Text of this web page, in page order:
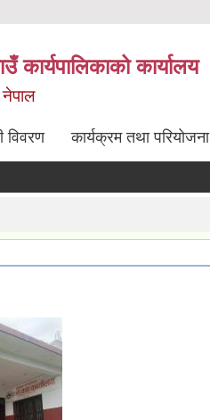
कार्यपालिकाको कार्यालय
विवरण कार्यक्रम तथा परियोजना